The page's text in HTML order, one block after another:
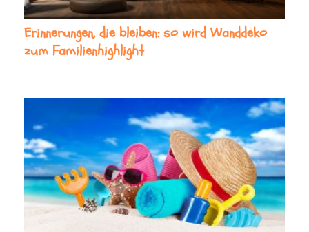
Erinnerungen, die bleiben: so wird Wanddeko
zum Familienhighlight